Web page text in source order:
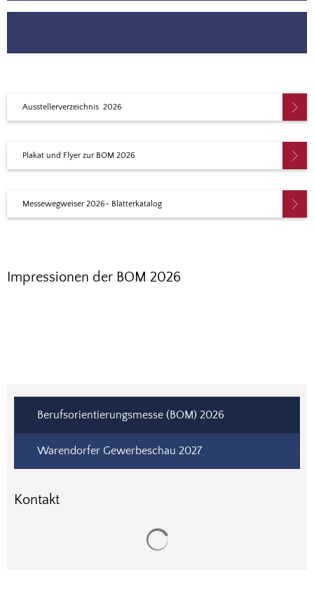
Ausstellerverzeichnis 2026
Plakat und Flyer zur BOM 2026
Messewegweiser 2026- Blätterkatalog
Impressionen der BOM 2026
Berufsorientierungsmesse (BOM) 2026
Warendorfer Gewerbeschau 2027
Kontakt